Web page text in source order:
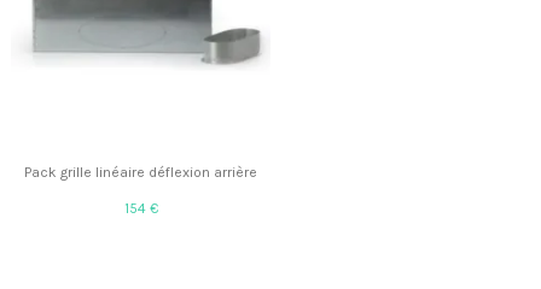
Pack grille linéaire déflexion arrière
154 €